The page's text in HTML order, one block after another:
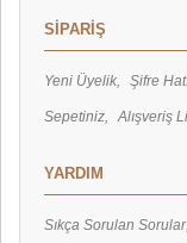
SİPARİŞ
Yeni Üyelik Şifre
Sepetiniz Alışveriş
YARDIM
Sıkça Sorulan Sorular